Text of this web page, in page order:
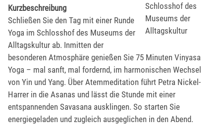
Schlosshof des
Museums der
Alltagskultur
Kurzbeschreibung
Schließen Sie den Tag mit einer Runde
Yoga im Schlosshof des Museums der
Alltagskultur ab. Inmitten der
besonderen Atmosphäre genießen Sie 75 Minuten Vinyasa
Yoga – mal sanft, mal fordernd, im harmonischen Wechsel
von Yin und Yang. Über Atemmeditation führt Petra Nickel-
Harrer in die Asanas und lässt die Stunde mit einer
entspannenden Savasana ausklingen. So starten Sie
energiegeladen und zugleich ausgeglichen in den Abend.